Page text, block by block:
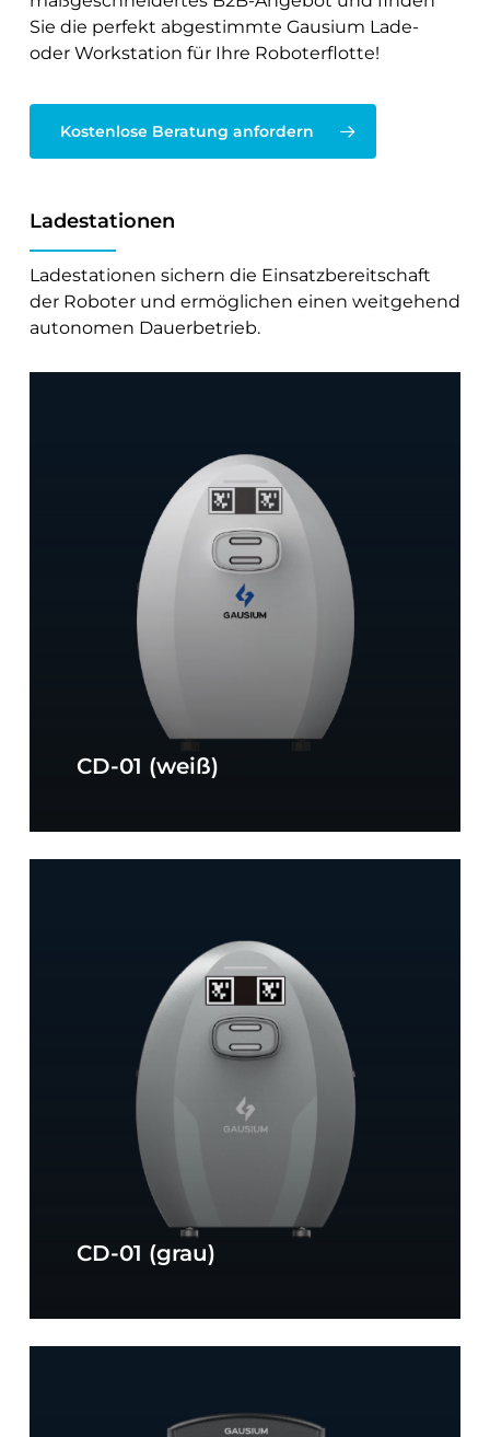
Sie die perfekt abgestimmte Gausium Lade-
oder Workstation für Ihre Roboterflotte!
Kostenlose Beratung anfordern
Ladestationen
Ladestationen sichern die Einsatzbereitschaft
der Roboter und ermöglichen einen weitgehend
autonomen Dauerbetrieb.
CD-01 (weiß)
CD-01 (grau)